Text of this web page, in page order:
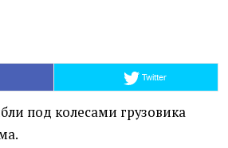
Twitter
под колесами грузовика